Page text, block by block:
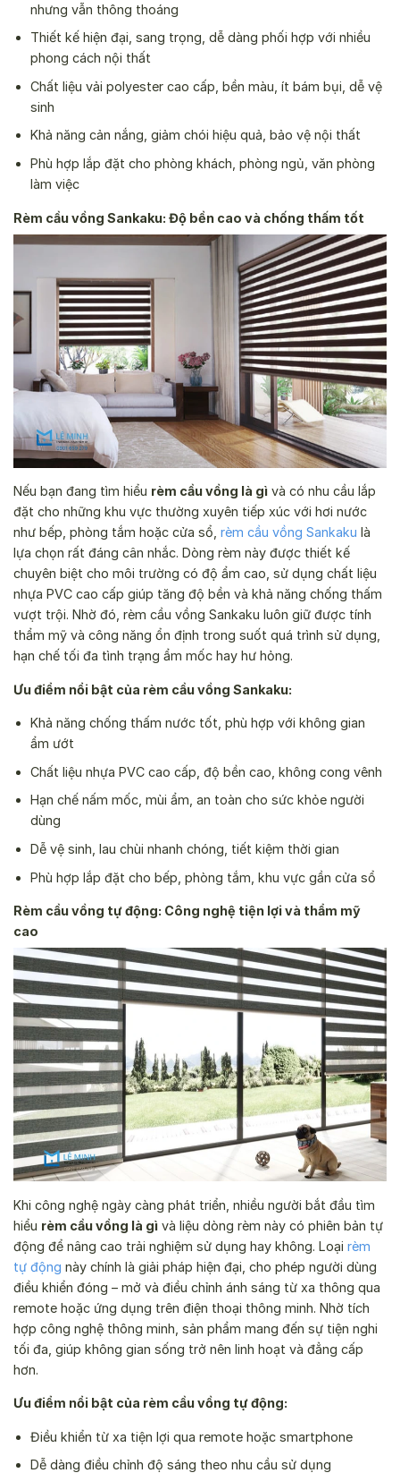
nhưng vẫn thông thoáng
Thiết kế hiện đại, sang trọng, dễ dàng phối hợp với nhiều
phong cách nội thất
Chất liệu vải polyester cao cấp, bền màu, ít bám bụi, dễ vệ
sinh
Khả năng cản nắng, giảm chói hiệu quả, bảo vệ nội thất
Phù hợp lắp đặt cho phòng khách, phòng ngủ, văn phòng
làm việc
Rèm cầu vồng Sankaku: Độ bền cao và chống thấm tốt
Nếu bạn đang tìm hiểu rèm cầu vồng là gì và có nhu cầu lắp
đặt cho những khu vực thường xuyên tiếp xúc với hơi nước
như bếp, phòng tắm hoặc cửa sổ, rèm cầu vồng Sankaku là
lựa chọn rất đáng cân nhắc. Dòng rèm này được thiết kế
chuyên biệt cho môi trường có độ ẩm cao, sử dụng chất liệu
nhựa PVC cao cấp giúp tăng độ bền và khả năng chống thấm
vượt trội. Nhờ đó, rèm cầu vồng Sankaku luôn giữ được tính
thẩm mỹ và công năng ổn định trong suốt quá trình sử dụng,
hạn chế tối đa tình trạng ẩm mốc hay hư hỏng.
Ưu điểm nổi bật của rèm cầu vồng Sankaku:
Khả năng chống thấm nước tốt, phù hợp với không gian
ẩm ướt
Chất liệu nhựa PVC cao cấp, độ bền cao, không cong vênh
Hạn chế nấm mốc, mùi ẩm, an toàn cho sức khỏe người
dùng
Dễ vệ sinh, lau chùi nhanh chóng, tiết kiệm thời gian
Phù hợp lắp đặt cho bếp, phòng tắm, khu vực gần cửa sổ
Rèm cầu vồng tự động: Công nghệ tiện lợi và thẩm mỹ
cao
Khi công nghệ ngày càng phát triển, nhiều người bắt đầu tìm
hiểu rèm cầu vồng là gì và liệu dòng rèm này có phiên bản tự
động để nâng cao trải nghiệm sử dụng hay không. Loại rèm
tự động này chính là giải pháp hiện đại, cho phép người dùng
điều khiển đóng – mở và điều chỉnh ánh sáng từ xa thông qua
remote hoặc ứng dụng trên điện thoại thông minh. Nhờ tích
hợp công nghệ thông minh, sản phẩm mang đến sự tiện nghi
tối đa, giúp không gian sống trở nên linh hoạt và đẳng cấp
hơn.
Ưu điểm nổi bật của rèm cầu vồng tự động:
Điều khiển từ xa tiện lợi qua remote hoặc smartphone
Dễ dàng điều chỉnh độ sáng theo nhu cầu sử dụng